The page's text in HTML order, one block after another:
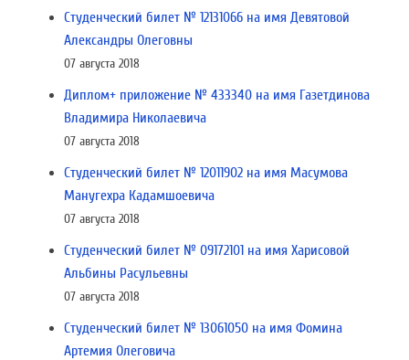
Студенческий билет № 12131066 на имя Девятовой
Александры Олеговны
07 августа 2018
Диплом+ приложение № 433340 на имя Газетдинова
Владимира Николаевича
07 августа 2018
Студенческий билет № 12011902 на имя Масумова
Манугехра Кадамшоевича
07 августа 2018
Студенческий билет № 09172101 на имя Харисовой
Альбины Расульевны
07 августа 2018
Студенческий билет № 13061050 на имя Фомина
Артемия Олеговича